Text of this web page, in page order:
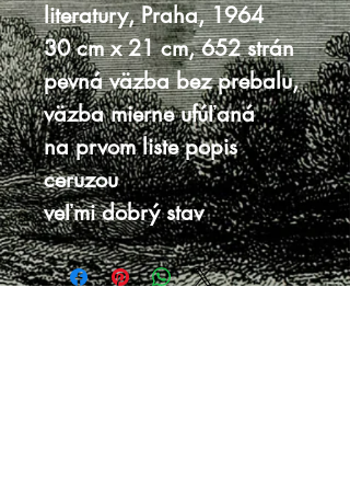
literatury, Praha, 1964
30 cm x 21 cm, 652 strán
pevná väzba bez prebalu,
väzba mierne ufúľaná
na prvom liste popis
ceruzou
veľmi dobrý stav